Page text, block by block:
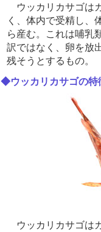
ウッカリカサゴは
く、体内で受精し、
ら産む。これは哺乳
訳ではなく、卵を放
残そうとするもの。
◆ウッカリカサゴの特
ウッカリカサゴは